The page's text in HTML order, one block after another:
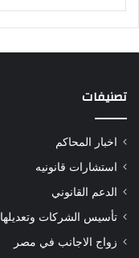
تصنيفات
اخبار المحاكم
استشارات قانونيه
الدعم القانوني
تأسيس الشركات وتعديلها
زواج الاجانب في مصر